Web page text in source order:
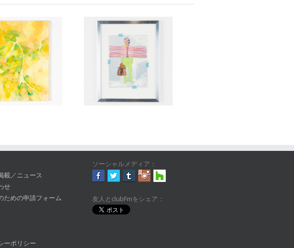
載／ニュース
せ
ための申請フォーム
ーポリシー
ソーシャルメディア：
友人とclubFmをシェア：